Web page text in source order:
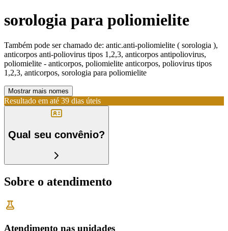
sorologia para poliomielite
Também pode ser chamado de: antic.anti-poliomielite ( sorologia ),
anticorpos anti-poliovirus tipos 1,2,3, anticorpos antipoliovirus,
poliomielite - anticorpos, poliomielite anticorpos, poliovirus tipos
1,2,3, anticorpos, sorologia para poliomielite
Mostrar mais nomes
Resultado em até 39 dias úteis
Qual seu convênio?
Sobre o atendimento
Atendimento nas unidades